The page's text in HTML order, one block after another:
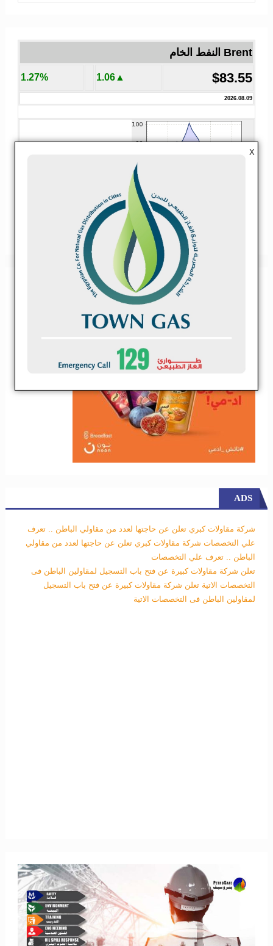
Brent النفط الخام
$83.55
▲1.06
1.27%
2026.08.09
ADS
شركة مقاولات كبري تعلن عن حاجتها لعدد من مقاولي الباطن .. تعرف
علي التخصصات شركة مقاولات كبري تعلن عن حاجتها لعدد من مقاولي
الباطن .. تعرف علي التخصصات
تعلن شركة مقاولات كبيرة عن فتح باب التسجيل لمقاولين الباطن فى
التخصصات الاتية تعلن شركة مقاولات كبيرة عن فتح باب التسجيل
لمقاولين الباطن فى التخصصات الاتية
X